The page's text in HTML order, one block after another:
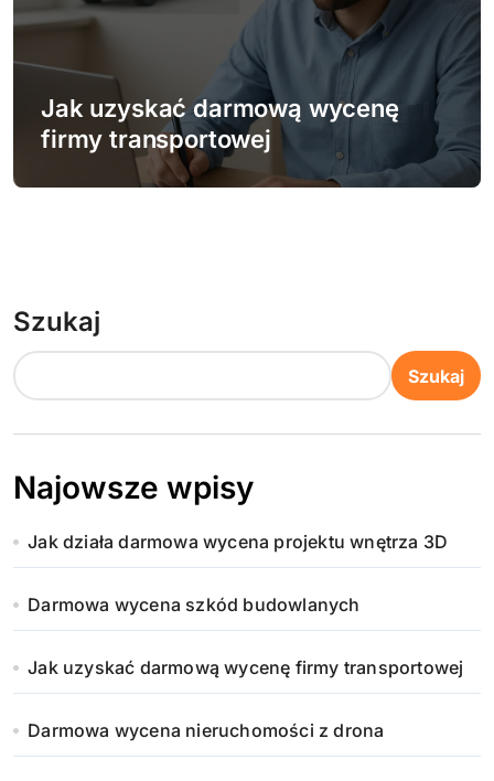
Jak uzyskać darmową wycenę
firmy transportowej
Szukaj
Szukaj
Najowsze wpisy
Jak działa darmowa wycena projektu wnętrza 3D
Darmowa wycena szkód budowlanych
Jak uzyskać darmową wycenę firmy transportowej
Darmowa wycena nieruchomości z drona